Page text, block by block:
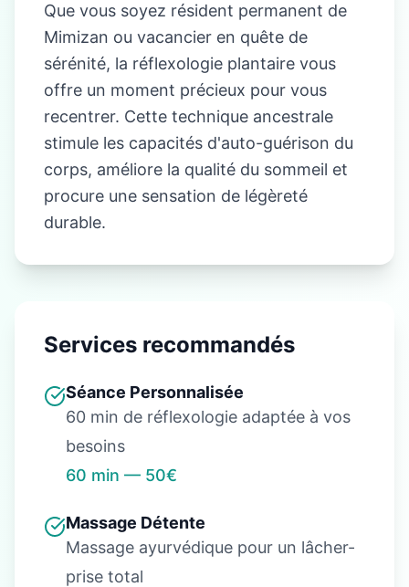
Que vous soyez résident permanent de
Mimizan ou vacancier en quête de
sérénité, la réflexologie plantaire vous
offre un moment précieux pour vous
recentrer. Cette technique ancestrale
stimule les capacités d'auto-guérison du
corps, améliore la qualité du sommeil et
procure une sensation de légèreté
durable.
Services recommandés
Séance Personnalisée
60 min de réflexologie adaptée à vos
besoins
60 min — 50€
Massage Détente
Massage ayurvédique pour un lâcher-
prise total